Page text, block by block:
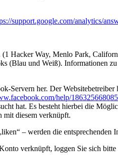
support.google.com/analytics/
Hacker Way, Menlo Park,
(Blau und Weiß). Informationen
Servern her. Der
help/
hat. Es besteht hierbei die
mit diesem verknüpft.
– werden die entsprechenden
verknüpft, loggen Sie sich